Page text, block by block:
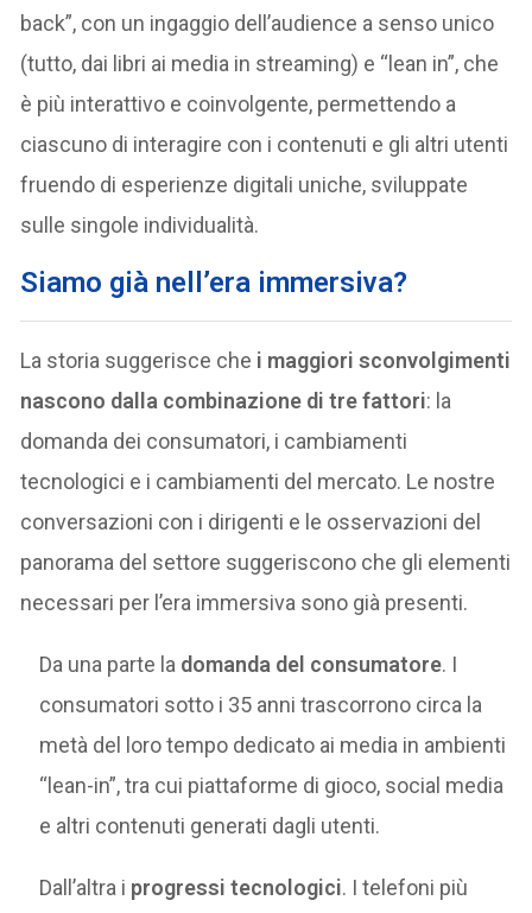
back”, con un ingaggio dell’audience a senso unico
(tutto, dai libri ai media in streaming) e “lean in”, che
è più interattivo e coinvolgente, permettendo a
ciascuno di interagire con i contenuti e gli altri utenti
fruendo di esperienze digitali uniche, sviluppate
sulle singole individualità.
Siamo già nell’era immersiva?
La storia suggerisce che i maggiori sconvolgimenti
nascono dalla combinazione di tre fattori: la
domanda dei consumatori, i cambiamenti
tecnologici e i cambiamenti del mercato. Le nostre
conversazioni con i dirigenti e le osservazioni del
panorama del settore suggeriscono che gli elementi
necessari per l’era immersiva sono già presenti.
Da una parte la domanda del consumatore. I
consumatori sotto i 35 anni trascorrono circa la
metà del loro tempo dedicato ai media in ambienti
“lean-in”, tra cui piattaforme di gioco, social media
e altri contenuti generati dagli utenti.
Dall’altra i progressi tecnologici. I telefoni più